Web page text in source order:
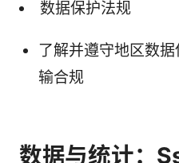
数据保护法规
了解并遵守地区数
输合规
数据与统计：